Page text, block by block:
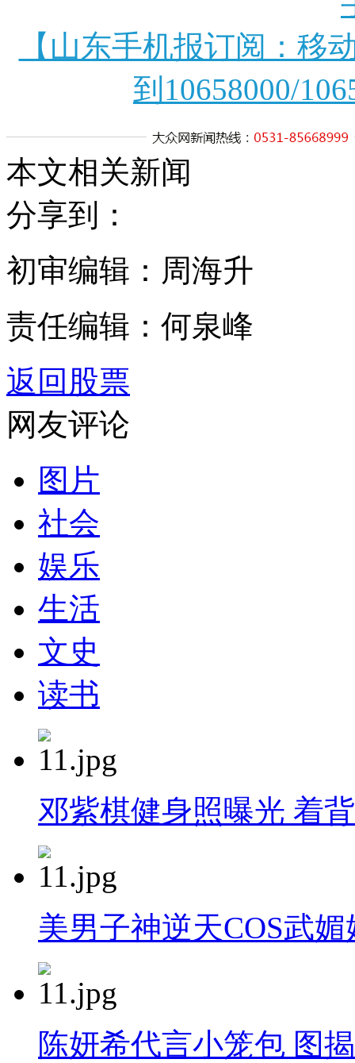
【山东手机报订阅：移
到10658000/
本文相关新闻
分享到：
初审编辑：周海升
责任编辑：何泉峰
返回股票
网友评论
图片
社会
娱乐
生活
文史
读书
邓紫棋健身照曝光 着背
美男子神逆天COS武媚
陈妍希代言小笼包 图揭